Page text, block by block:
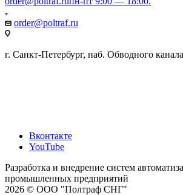
order@poltraf.ru
г. Санкт-Петербург, наб. Обводного
Вконтакте
YouTube
Разработка и внедрение систем
промышленных предприятий
2026 © ООО "Полтраф СНГ"